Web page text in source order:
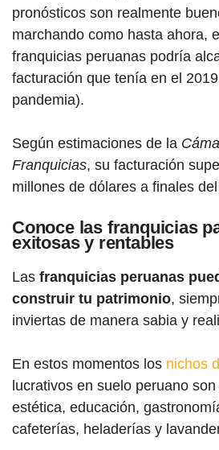
pronósticos son realmente
marchando como hasta ahora,
franquicias peruanas podría
facturación que tenía en el
pandemia).
Según estimaciones de la
Franquicias, su facturación
millones de dólares a finales
Conoce las franquicias
exitosas y rentables
Las franquicias peruanas
construir tu patrimonio,
inviertas de manera sabia y
En estos momentos los nichos
lucrativos en suelo peruano
estética, educación,
cafeterías, heladerías y